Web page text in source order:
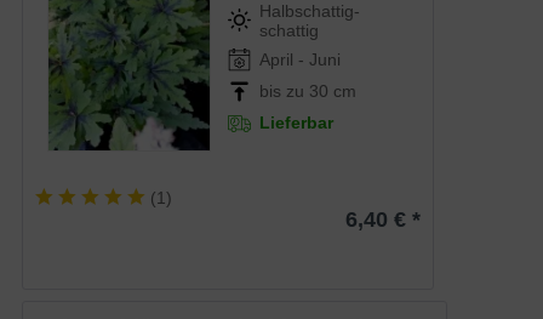
Halbschattig-
schattig
April - Juni
bis zu 30 cm
Lieferbar
(1)
6,40 € *